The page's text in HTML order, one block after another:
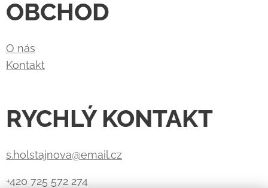
OBCHOD
O nás
Kontakt
RYCHLÝ KONTAKT
s.holstajnova@email.cz
+420 725 572 274